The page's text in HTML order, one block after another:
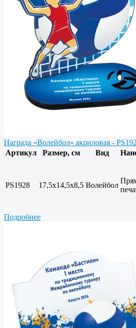
Награда «Волейбол» акриловая -
Артикул
Размер, см Вид
PS1928 17,5х14,5х8,5 Волейбол
Подробнее